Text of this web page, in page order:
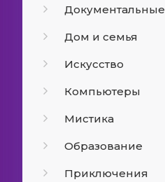
Документальные
Дом и семья
Искусство
Компьютеры
Мистика
Образование
Приключения